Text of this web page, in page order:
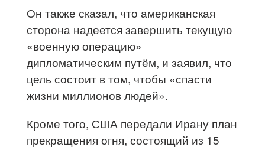
Он также сказал, что американская
сторона надеется завершить текущую
«военную операцию»
дипломатическим путём, и заявил, что
цель состоит в том, чтобы «спасти
жизни миллионов людей».
Кроме того, США передали Ирану план
прекращения огня, состоящий из 15